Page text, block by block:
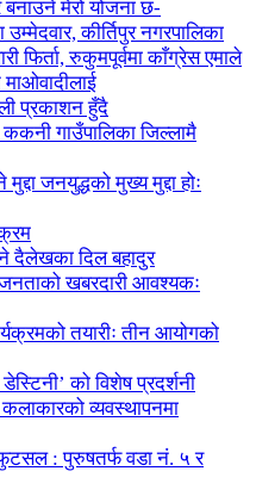
मेरो योजना छ-
कीर्तिपुर नगरपालिका
फिर्ता, रुकुमपूर्वमा काँग्रेस एमाले
प्रकाशन हुँदै
गाउँपालिका जिल्लामै
जनयुद्धको मुख्य मुद्दा होः
दैलेखका दिल बहादुर
जनताको खबरदारी आवश्यकः
तयारीः तीन आयोगको
को विशेष प्रदर्शनी
कलाकारको व्यवस्थापनमा
: पुरुषतर्फ वडा नं. ५ र